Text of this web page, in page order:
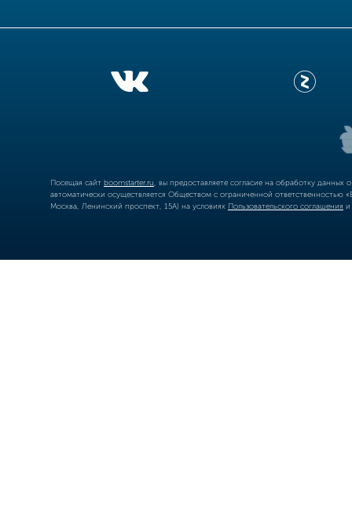
Посещая сайт boomstarter.ru , вы предоставляете согласие на обработку
автоматически осуществляется Обществом с ограниченной
Москва, Ленинский проспект, 15А) на условиях Пользовательского соглашения и